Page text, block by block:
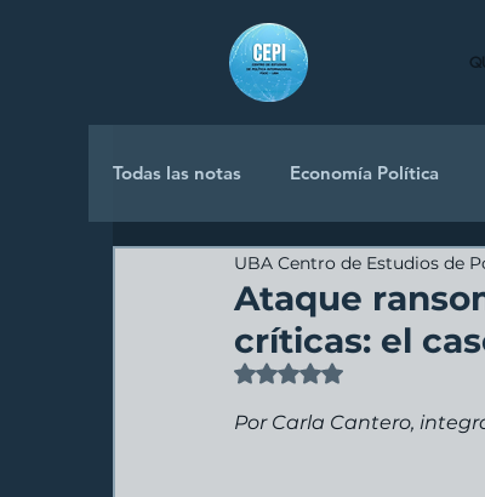
Todas las notas Economía Política
Política Internacional
Ataque
críticas: el
UBA Centro de Estudios de
Obtuvo NaN de 5
Por Carla Cantero,